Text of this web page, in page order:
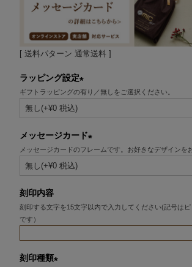
送料パターン 通常送料
ラッピング設定
(必
ギフトラッピングの有り／無しをご選択ください。
メッセージカード
(必
メッセージカードのフレームです。お好きなデザインを
刻印内容
刻印する文字を15文字以内で入力してください(記号は
です）
刻印種類